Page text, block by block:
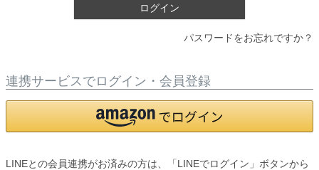
ログイン
パスワードをお忘れですか？
連携サービスでログイン・会員登録
LINEとの会員連携がお済みの方は、「LINEでログイン」ボタンから